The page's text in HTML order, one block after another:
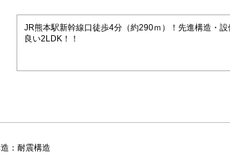
JR熊本駅新幹線口徒歩4分（約290ｍ）！先進構造・
良い2LDK！！
：耐震構造